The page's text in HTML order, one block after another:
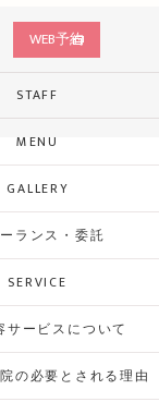
WEB予約
STAFF
MENU
GALLERY
ランス・委託
SERVICE
サービスについて
の必要とされる理由